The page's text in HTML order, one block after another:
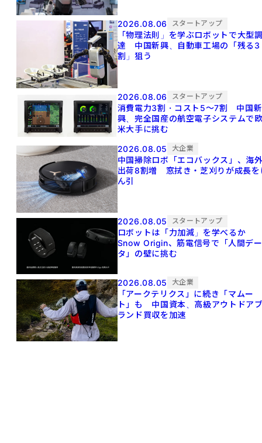
2026.08.06 スタートアップ
「物理法則」を学ぶロボットで大型
達 中国新興、自動車工場の「残る3
割」狙う
2026.08.06 スタートアップ
消費電力3割・コスト5〜7割 中国新
興、完全国産の航空電子システムで
米大手に挑む
2026.08.05
大企業
中国掃除ロボ「エコバックス」、海
出荷8割増 窓拭き・芝刈りが成長を
ん引
2026.08.05 スタートアップ
ロボットは「力加減」を学べるか
Snow Origin、筋電信号で「人間デー
タ」の壁に挑む
2026.08.05 大企業
「アークテリクス」に続き「マムー
ト」も 中国資本、高級アウトドア
ランド買収を加速